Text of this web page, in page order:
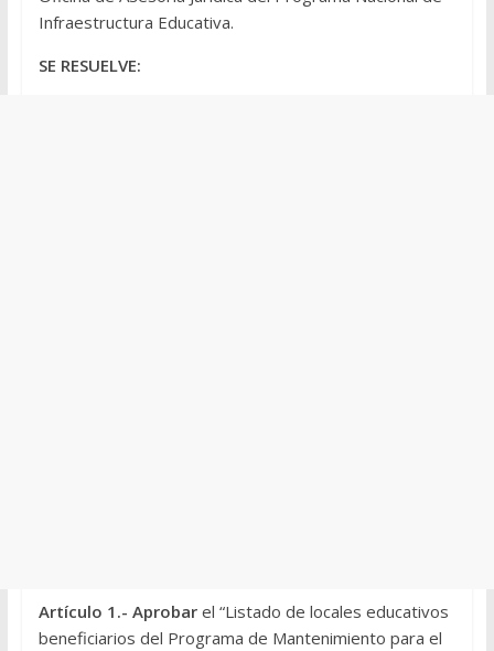
Infraestructura Educativa.
SE RESUELVE:
Artículo 1.- Aprobar el “Listado de locales educativos
beneficiarios del Programa de Mantenimiento para el